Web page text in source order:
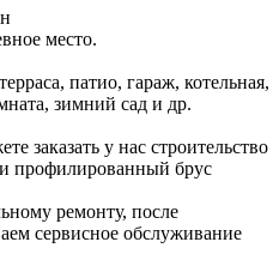
место.
патио, гараж, котельная,
зимний сад и др.
заказать у нас строительство
профилированный брус
ремонту, после
сервисное обслуживание